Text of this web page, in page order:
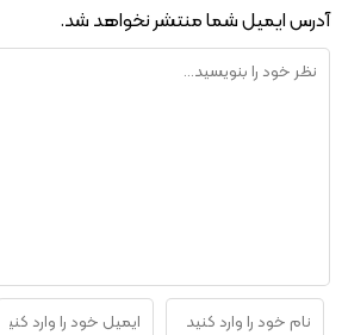
آدرس ایمیل شما منتشر نخواهد شد.